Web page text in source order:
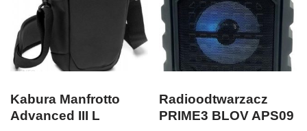
Kabura Manfrotto
Advanced III L
Radioodtwarzacz
PRIME3 BLOV APS09